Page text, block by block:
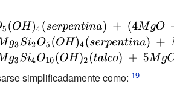
simplificadamente como: